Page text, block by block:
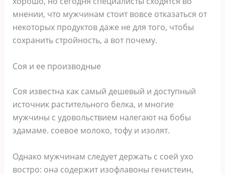
мнении, что мужчинам стоит вовсе отказаться от
некоторых продуктов даже не для того, чтобы
сохранить стройность, а вот почему.
Соя и ее производные
Соя известна как самый дешевый и доступный
источник растительного белка, и многие
мужчины с удовольствием налегают на бобы
эдамаме. соевое молоко, тофу и изолят.
Однако мужчинам следует держать с соей ухо
востро: она содержит изофлавоны генистеин,